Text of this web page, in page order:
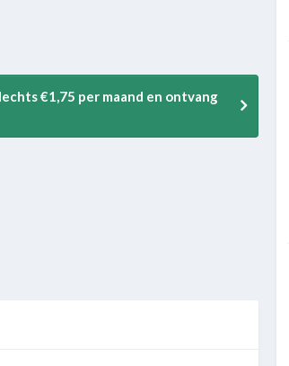
€1,75 per maand en ontvang